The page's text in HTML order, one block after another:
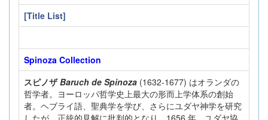
[Title List]
Spinoza Collection
スピノザBaruch de Spinoza (1632‐1677) はオランダの
哲学者。ヨーロッパ哲学史上最大の形而上学体系の創始
者。ヘブライ語、聖典学を学び、さらにユダヤ神学を研究
したが、正統的見解に批判的となり、1656 年、ユダヤ協